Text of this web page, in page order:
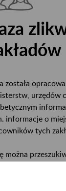
została
urzędów
informacje o
tych
można